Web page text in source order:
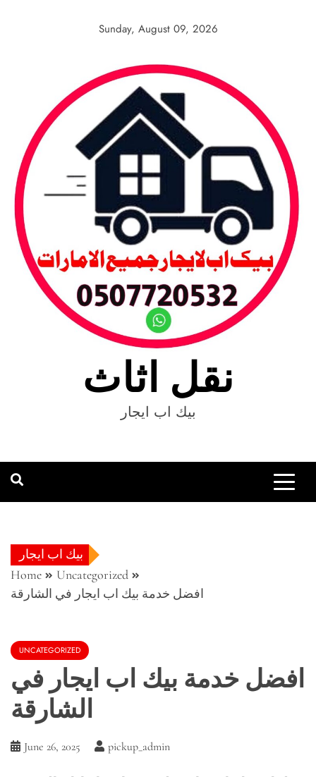
Sunday, August 09, 2026
نقل اثاث
بيك اب ايجار
بيك اب ايجار
Home
Uncategorized
افضل خدمة بيك اب ايجار في الشارقة
UNCATEGORIZED
افضل خدمة بيك اب ايجار في
الشارقة
June 26, 2025 pickup_admin